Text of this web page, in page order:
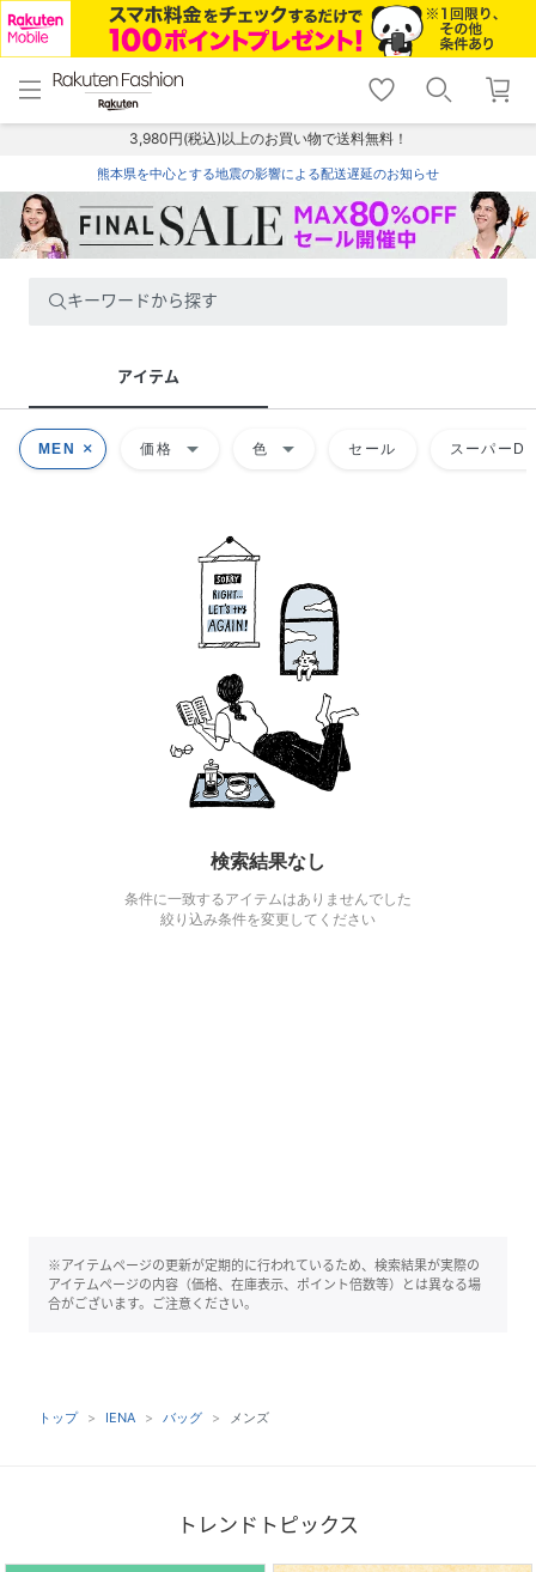
menu home
トップ
shopping_cart lock_outline
ログイン
3,980円(税込)以上のお買い物で送料無料！
熊本県を中心とする地震の影響による配送遅延のお知らせ
キーワードから探す
アイテム
MEN 価格 arrow_drop_down 色 arrow_drop_down セール スーパー
検索結果なし
条件に一致するアイテムはありませんでした
絞り込み条件を変更してください
※アイテムページの更新が定期的に行われているため、検索結果が実際の
アイテムページの内容（価格、在庫表示、ポイント倍数等）とは異なる場
合がございます。ご注意ください。
トップ IENA バッグ メンズ
トレンドトピックス